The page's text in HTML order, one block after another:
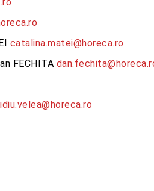
catalina.matei@horeca.ro
FECHITA